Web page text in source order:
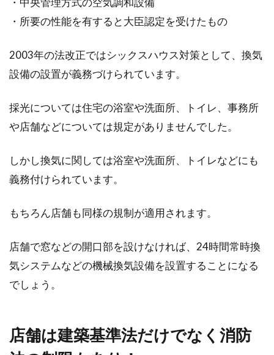
・所要の性能を有すると大臣認定を受けたもの
2003年の法改正ではシックスハウス対策として、換気
設備の設置が義務づけられています。
採光については住宅の浴室や洗面所、トイレ、事務所
や店舗などについては規定がありませんでした。
しかし換気に関しては浴室や洗面所、トイレなどにも
義務付けられています。
もちろん店舗も同様の規制が適用されます。
店舗で窓などの開口部を設けなければ、24時間常時換
気システムなどの機械換気設備を設置することになる
でしょう。
店舗は建築基準法だけでなく消防